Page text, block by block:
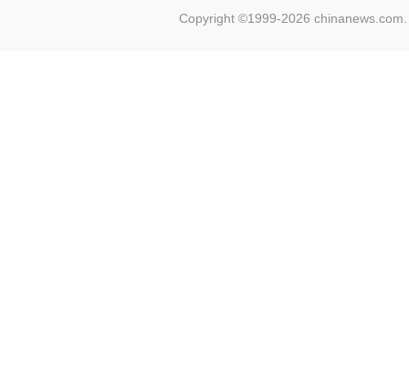
Copyright ©1999-2026